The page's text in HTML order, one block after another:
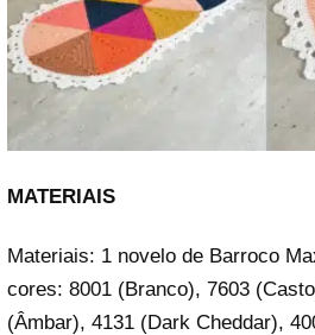
MATERIAIS
Materiais: 1 novelo de Barroco
cores: 8001 (Branco), 7603
(Âmbar), 4131 (Dark Cheddar),